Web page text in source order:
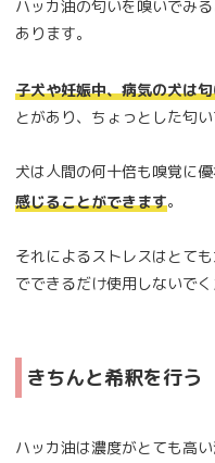
ハッカ油の匂いを嗅いでみ
あります。
子犬や妊娠中、病気の犬は
とがあり、ちょっとした匂
犬は人間の何十倍も嗅覚に優
感じることができます。
それによるストレスはとて
でできるだけ使用しないでく
きちんと希釈を行う
ハッカ油は濃度がとても高